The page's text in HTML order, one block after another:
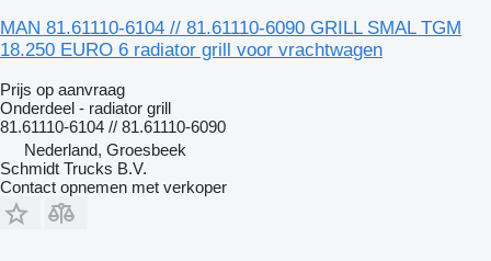
MAN 81.61110-6104 // 81.61110-6090 GRILL SMAL TGM
18.250 EURO 6 radiator grill voor vrachtwagen
Prijs op aanvraag
Onderdeel - radiator grill
81.61110-6104 // 81.61110-6090
Nederland, Groesbeek
Schmidt Trucks B.V.
Contact opnemen met verkoper